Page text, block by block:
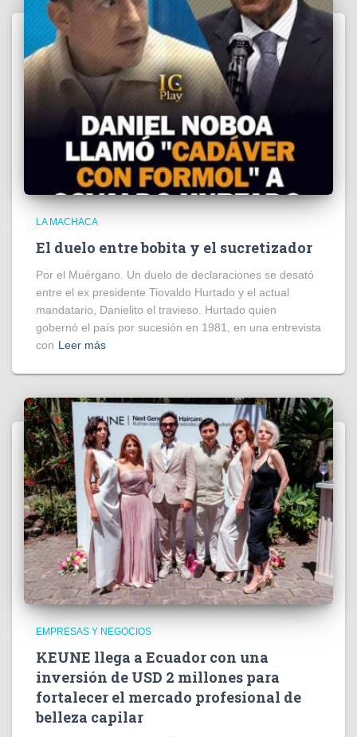
LA MACHACA
El duelo entre bobita y el sucretizador
Por el Muérgano. Un duelo de declaraciones se desató
entre el ex presidente Tiovaldo Hurtado y el actual
mandatario, Danielito el travieso. Hurtado quien
gobernó el país por sucesión en 1981, en una entrevista
con Leer más
EMPRESAS Y NEGOCIOS
KEUNE llega a Ecuador con una
inversión de USD 2 millones para
fortalecer el mercado profesional de
belleza capilar